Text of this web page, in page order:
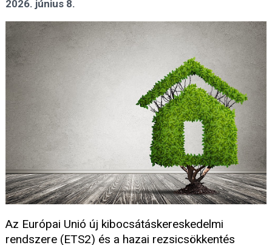
2026. június 8.
Az Európai Unió új kibocsátáskereskedelmi
rendszere (ETS2) és a hazai rezsicsökkentés